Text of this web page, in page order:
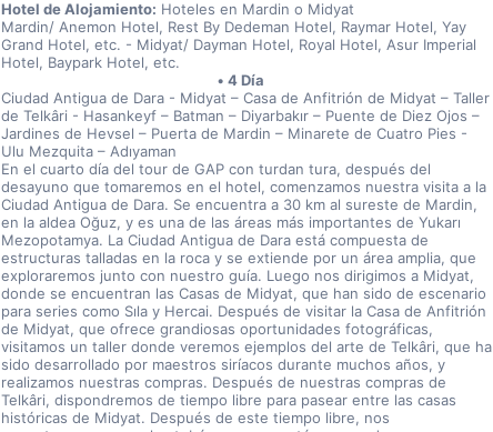
Hotel de Alojamiento: Hoteles en Mardin o Midyat
Mardin/ Anemon Hotel, Rest By Dedeman Hotel, Raymar Hotel, Yay
Grand Hotel, etc. - Midyat/ Dayman Hotel, Royal Hotel, Asur Imperial
Hotel, Baypark Hotel, etc.
4 Día
Ciudad Antigua de Dara - Midyat – Casa de Anfitrión de Midyat – Taller
de Telkâri - Hasankeyf – Batman – Diyarbakır – Puente de Diez Ojos –
Jardines de Hevsel – Puerta de Mardin – Minarete de Cuatro Pies -
Ulu Mezquita – Adıyaman
En el cuarto día del tour de GAP con turdan tura, después del
desayuno que tomaremos en el hotel, comenzamos nuestra visita a la
Ciudad Antigua de Dara. Se encuentra a 30 km al sureste de Mardin,
en la aldea Oğuz, y es una de las áreas más importantes de Yukarı
Mezopotamya. La Ciudad Antigua de Dara está compuesta de
estructuras talladas en la roca y se extiende por un área amplia, que
exploraremos junto con nuestro guía. Luego nos dirigimos a Midyat,
donde se encuentran las Casas de Midyat, que han sido de escenario
para series como Sıla y Hercai. Después de visitar la Casa de Anfitrión
de Midyat, que ofrece grandiosas oportunidades fotográficas,
visitamos un taller donde veremos ejemplos del arte de Telkâri, que ha
sido desarrollado por maestros siríacos durante muchos años, y
realizamos nuestras compras. Después de nuestras compras de
Telkâri, dispondremos de tiempo libre para pasear entre las casas
históricas de Midyat. Después de este tiempo libre, nos